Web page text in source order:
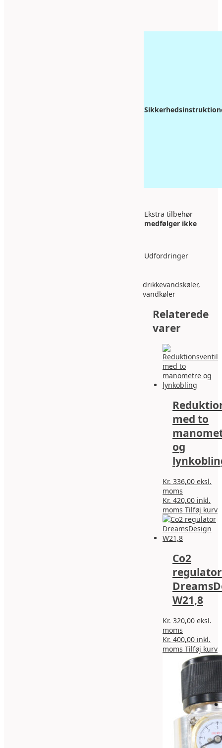
Ekstra tilbehør
medfølger ikke
Udfordringer
drikkevandskøler,
vandkøler
Relaterede
varer
med to
og
Kr. 336,00 eksl.
moms
Kr. 420,00 inkl.
moms Tilføj kurv
Co2
regulator
W21,8
Kr. 320,00 eksl.
moms
Kr. 400,00 inkl.
moms Tilføj kurv